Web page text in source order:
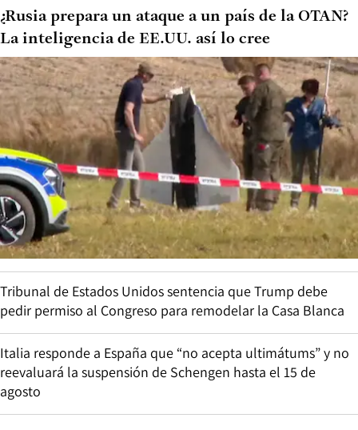
¿Rusia prepara un ataque a un país de la OTAN?
La inteligencia de EE.UU. así lo cree
Tribunal de Estados Unidos sentencia que Trump debe
pedir permiso al Congreso para remodelar la Casa Blanca
Italia responde a España que “no acepta ultimátums” y no
reevaluará la suspensión de Schengen hasta el 15 de
agosto